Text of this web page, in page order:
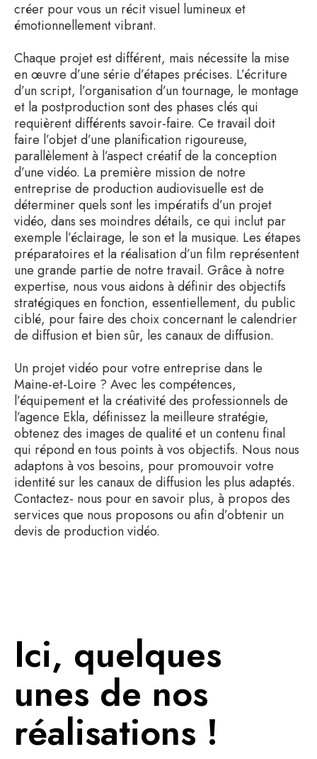
créer pour vous un récit visuel lumineux et
émotionnellement vibrant.
Chaque projet est différent, mais nécessite la mise
en œuvre d’une série d’étapes précises. L’écriture
d’un script, l’organisation d’un tournage, le montage
et la postproduction sont des phases clés qui
requièrent différents savoir-faire. Ce travail doit
faire l’objet d’une planification rigoureuse,
parallèlement à l’aspect créatif de la conception
d’une vidéo. La première mission de notre
entreprise de production audiovisuelle est de
déterminer quels sont les impératifs d’un projet
vidéo, dans ses moindres détails, ce qui inclut par
exemple l’éclairage, le son et la musique. Les étapes
préparatoires et la réalisation d’un film représentent
une grande partie de notre travail. Grâce à notre
expertise, nous vous aidons à définir des objectifs
stratégiques en fonction, essentiellement, du public
ciblé, pour faire des choix concernant le calendrier
de diffusion et bien sûr, les canaux de diffusion.
Un projet vidéo pour votre entreprise dans le
Maine-et-Loire ? Avec les compétences,
l’équipement et la créativité des professionnels de
l’agence Ekla, définissez la meilleure stratégie,
obtenez des images de qualité et un contenu final
qui répond en tous points à vos objectifs. Nous nous
adaptons à vos besoins, pour promouvoir votre
identité sur les canaux de diffusion les plus adaptés.
Contactez- nous pour en savoir plus, à propos des
services que nous proposons ou afin d’obtenir un
devis de production vidéo.
Ici, quelques
unes de nos
réalisations !